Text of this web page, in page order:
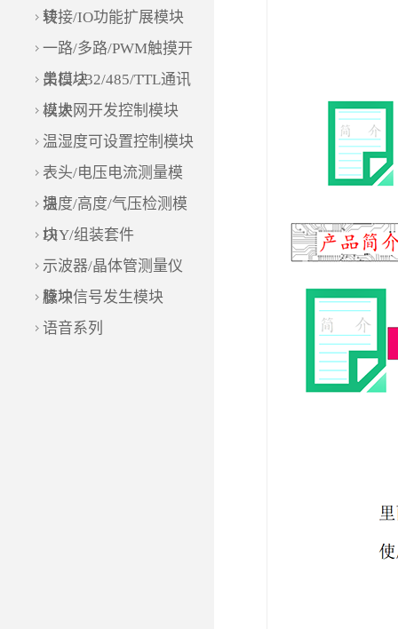
块
转接/IO功能扩展模块
一路/多路/PWM触摸开
关模块
串口/232/485/TTL通讯
模块
以太网开发控制模块
温湿度可设置控制模块
表头/电压电流测量模
块
温度/高度/气压检测模
块
DIY/组装套件
示波器/晶体管测量仪
模块
脉冲信号发生模块
语音系列